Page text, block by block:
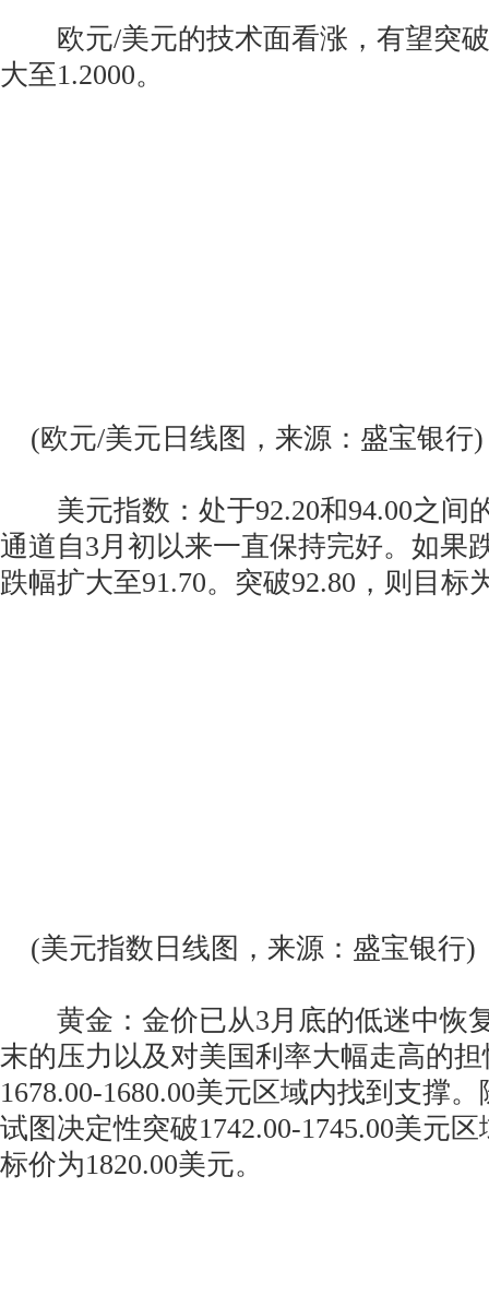
欧元/美元的技术面看涨，有望突破
大至1.2000。
(欧元/美元日线图，来源：盛宝银行)
美元指数：处于92.20和94.00之间
通道自3月初以来一直保持完好。如果
跌幅扩大至91.70。突破92.80，则目标
(美元指数日线图，来源：盛宝银行)
黄金：金价已从3月底的低迷中恢
末的压力以及对美国利率大幅走高的
1678.00-1680.00美元区域内找到支撑
试图决定性突破1742.00-1745.00美元
标价为1820.00美元。